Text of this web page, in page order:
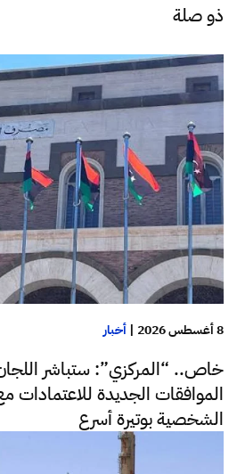
ذو صلة
8 أغسطس 2026 | أخبار
خاص.. “المركزي”: ستباشر
الموافقات الجديدة للاعتمادات
الشخصية بوتيرة أسرع